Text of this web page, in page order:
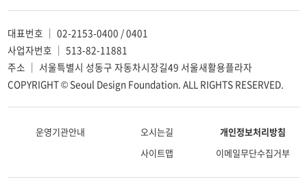
대표번호 ｜ 02-2153-0400 / 0401
사업자번호 ｜ 513-82-11881
주소 ｜ 서울특별시 성동구 자동차시장길49 서울새활용플라자
COPYRIGHT © Seoul Design Foundation. ALL RIGHTS RESERVED.
운영기관안내 오시는길
개인정보처리방침
사이트맵
이메일무단수집거부